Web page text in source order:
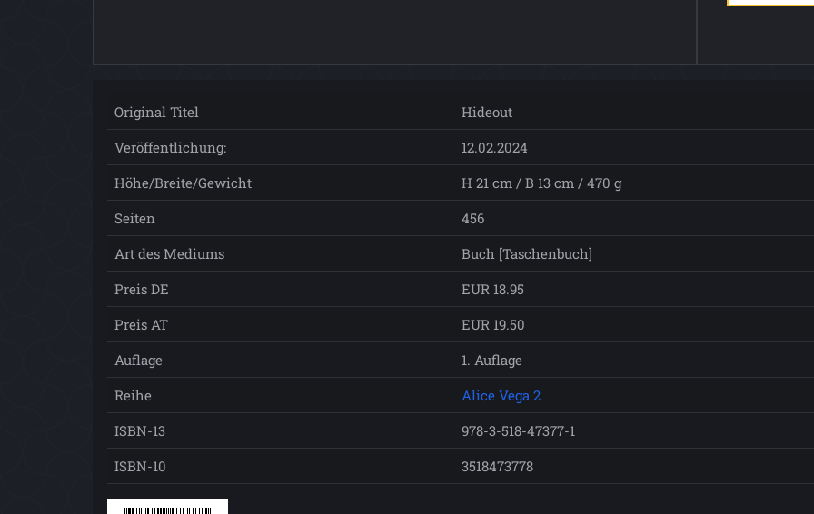
Original Titel
Hideout
Veröffentlichung:
12.02.2024
Höhe/Breite/Gewicht
H 21 cm / B 13 cm / 470 g
Seiten
456
Art des Mediums
Buch [Taschenbuch]
Preis DE
EUR 18.95
Preis AT
EUR 19.50
Auflage
1. Auflage
Reihe
Alice Vega 2
ISBN-13
978-3-518-47377-1
ISBN-10
3518473778